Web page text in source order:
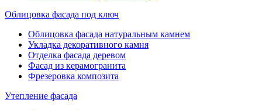
Облицовка фасада под ключ
Облицовка фасада натуральным камнем
Укладка декоративного камня
Отделка фасада деревом
Фасад из керамогранита
Фрезеровка композита
Утепление фасада